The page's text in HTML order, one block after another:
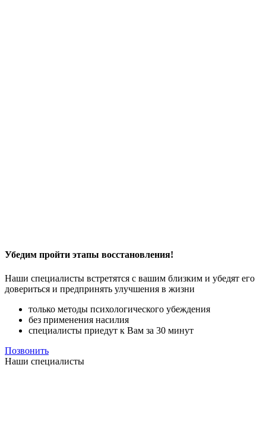
Убедим пройти этапы восстановления!
Наши специалисты встретятся с вашим близким и убедят его
довериться и предпринять улучшения в жизни
только методы психологического убеждения
без применения насилия
специалисты приедут к Вам за 30 минут
Позвонить
Наши специалисты